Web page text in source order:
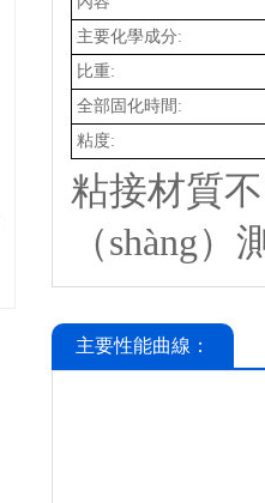
主要化學成分:
比重:
全部固化時間:
粘度:
粘接材質
（shàng
主要性能曲線：